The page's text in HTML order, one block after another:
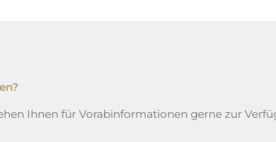
Ihnen für Vorabinformationen gerne zur